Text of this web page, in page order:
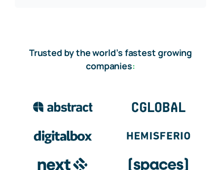
Trusted by the world’s fastest growing
companies: